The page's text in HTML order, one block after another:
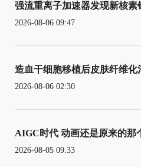
强流重离子加速器发现新核素
2026-08-06 09:47
造血干细胞移植后皮肤纤维化
2026-08-06 02:30
AIGC时代 动画还是原来的那
2026-08-05 09:33